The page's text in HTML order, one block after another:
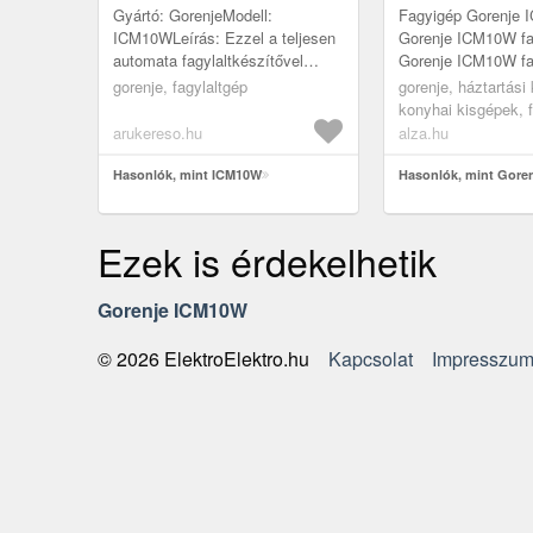
Gyártó: GorenjeModell:
ICM10WLeírás: Ezzel a teljesen
automata fagylaltkészítővel
finom fagylaltot, szorbetet,
...
gorenje, fagylaltgép
arukereso.hu
Hasonlók, mint ICM10W
Fagyigép Gorenje
Gorenje ICM10W
Gorenje ICM10W
egyszerűen
fagylaltot,
fag...
gorenje, háztartási
konyhai kisgépek,
tojásfőzők, egyéb
alza.hu
Hasonlók, mint
Ezek is érdekelhetik
Gorenje ICM10W
© 2026 ElektroElektro.hu
Kapcsolat Impresszum